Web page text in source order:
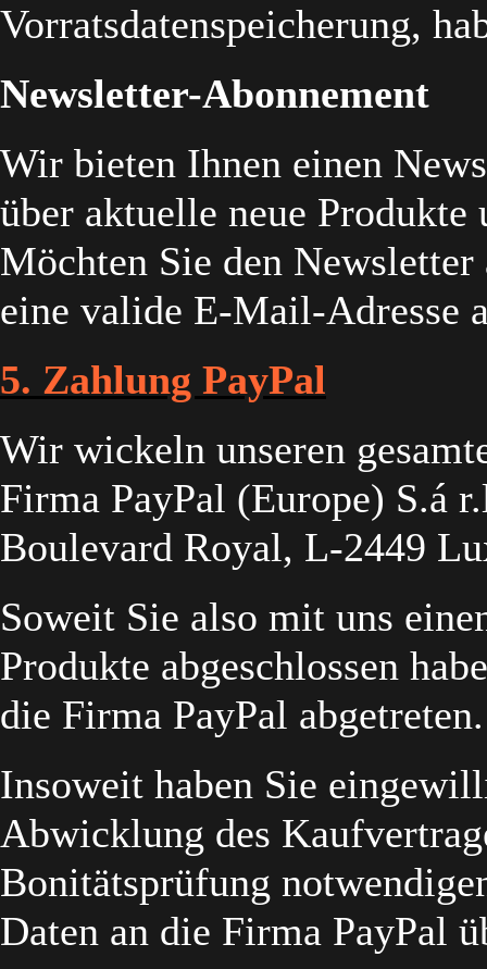
Vorratsdatenspeicherung,
Newsletter-Abonnement
Wir bieten Ihnen einen
über aktuelle neue
Möchten Sie den Newsletter
eine valide E-Mail-Adresse
5. Zahlung PayPal
Wir wickeln unseren
Firma PayPal (Europe) S.á
Boulevard Royal, L-2449
Soweit Sie also mit uns
Produkte abgeschlossen
die Firma PayPal abgetreten.
Insoweit haben Sie
Abwicklung des
Bonitätsprüfung
Daten an die Firma PayPal